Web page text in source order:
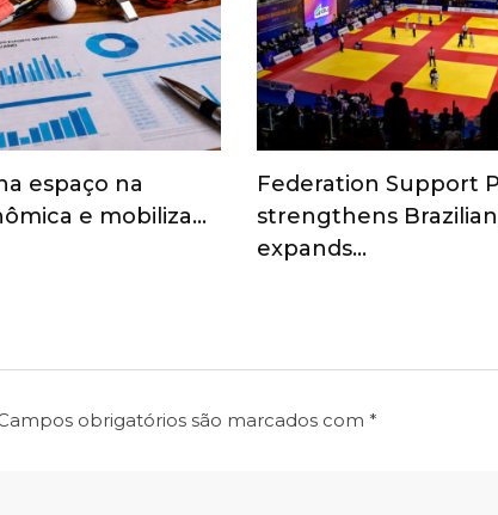
espaço na
e mobiliza…
Federation Support
strengthens
expands…
obrigatórios são marcados com *